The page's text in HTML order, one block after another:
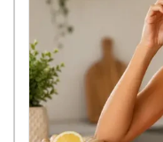
A ma ismert Borecet
született meg 2006-
kutatóként tevékenykedő
borászat és a szőlészet
követően pedig inspirációt
való kapcsolódásra
.
keresztül ápolt